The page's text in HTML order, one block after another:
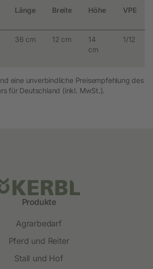
Länge Breite Höhe VPE
36 cm 12 cm
14
cm
1/12
eine unverbindliche Preisempfehlung des
für Deutschland (inkl. MwSt.).
Produkte
Agrarbedarf
Pferd und Reiter
Stall und Hof